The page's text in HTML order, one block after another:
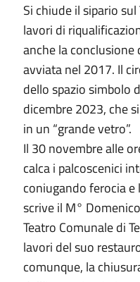
Si chiude il sipario
lavori di
anche la conclusione
avviata nel 2017. Il
dello spazio simbolo
dicembre 2023, che
in un “grande vetro”.
Il 30 novembre alle
calca i palcoscenici
coniugando ferocia e
scrive il M°
Teatro Comunale di
lavori del suo
comunque, la